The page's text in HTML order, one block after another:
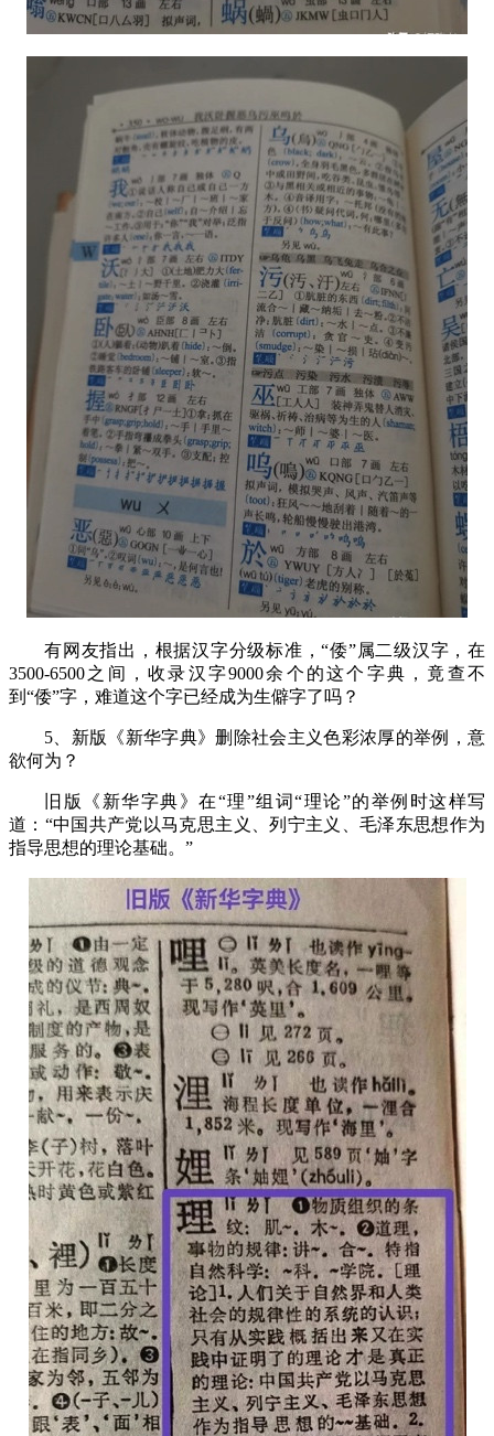
有网友指出，根据汉字分级标准，“倭”属二级汉字，在
3500-6500之间，收录汉字9000余个的这个字典，竟查不
到“倭”字，难道这个字已经成为生僻字了吗？
5 、新版《新华字典》删除社会主义色彩浓厚的举例，意
欲何为？
旧版《新华字典》在“理”组词“理论”的举例时这样写
道：“中国共产党以马克思主义、列宁主义、毛泽东思想作为
指导思想的理论基础。”